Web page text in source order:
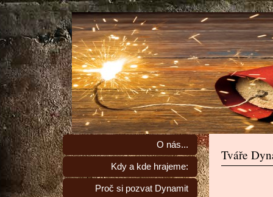
O nás...
Kdy a kde hrajeme:
Proč si pozvat Dynamit
Tváře